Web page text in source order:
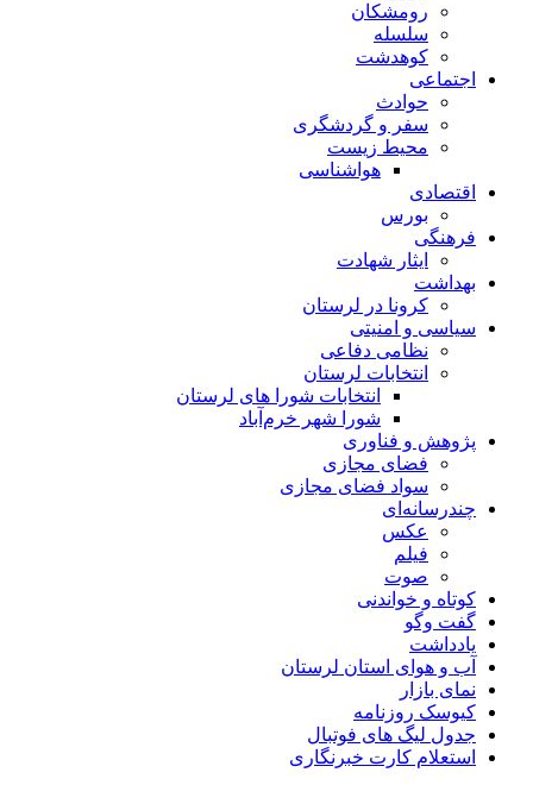
رومشکان
سلسله
کوهدشت
اجتماعی
حوادث
سفر و گردشگری
محیط زیست
هواشناسی
اقتصادی
بورس
فرهنگی
ایثار شهادت
بهداشت
کرونا در لرستان
سیاسی و امنیتی
نظامی دفاعی
انتخابات لرستان
انتخابات شورا های لرستان
شورا شهر خرم‌آباد
پژوهش و فناوری
فضای مجازی
سواد فضای مجازی
چندرسانه‌ای
عكس
فیلم
صوت
کوتاه و خواندنی
گفت وگو
یادداشت
آب و هوای استان لرستان
نمای بازار
کیوسک روزنامه
جدول لیگ های فوتبال
استعلام کارت خبرنگاری